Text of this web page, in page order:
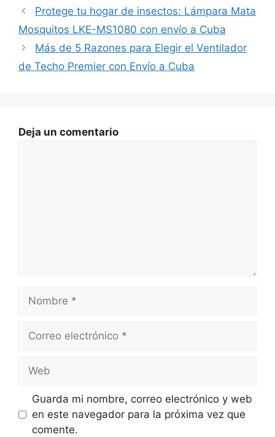
Protege tu hogar de insectos: Lámpara Mata
Mosquitos LKE-MS1080 con envío a Cuba
Más de 5 Razones para Elegir el Ventilador
de Techo Premier con Envío a Cuba
Deja un comentario
Nombre
Correo
Web
Guarda mi nombre, correo electrónico y web
en este navegador para la próxima vez que
comente.